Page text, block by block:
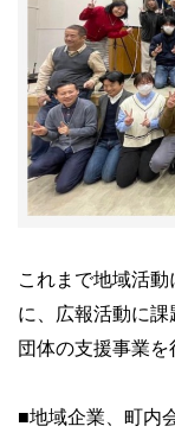
これまで地域活
に、広報活動に
団体の支援事業を
■地域企業、町内